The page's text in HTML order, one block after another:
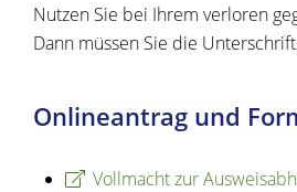
Nutzen Sie bei Ihrem verloren
Dann müssen Sie die
Onlineantrag und
Vollmacht zur